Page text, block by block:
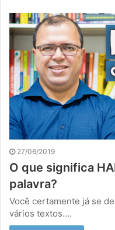
27/06/2019
O que significa
palavra?
Você certamente já se
vários textos.…